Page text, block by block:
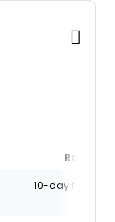
Rocket
10-day free trial